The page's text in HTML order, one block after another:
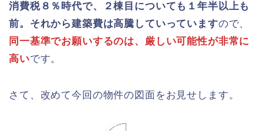
消費税８％時代で、２棟目についても１年半以上も
前。それから建築費は高騰していっていますので、
同一基準でお願いするのは、厳しい可能性が非常に
高いです。
さて、改めて今回の物件の図面をお見せします。